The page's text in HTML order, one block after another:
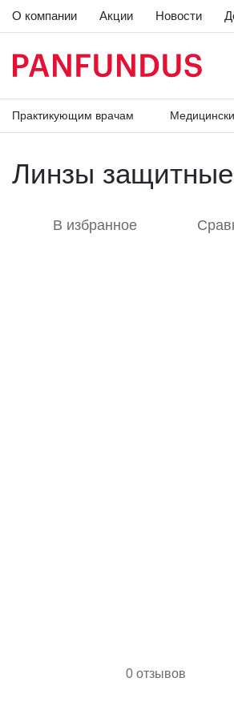
О компании Акции Новости
Практикующим врачам
Линзы
В избранное
0 отзывов